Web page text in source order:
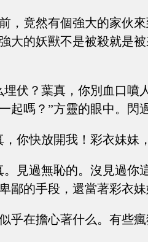
，竟然有個強大的家伙
大的妖獸不是被殺就是
埋伏？葉真，你別血口噴
起嗎？”方靈的眼中。閃
，你快放開我！彩衣妹妹
。見過無恥的。沒見過你
鄙的手段，還當著彩衣
乎在擔心著什么。有些